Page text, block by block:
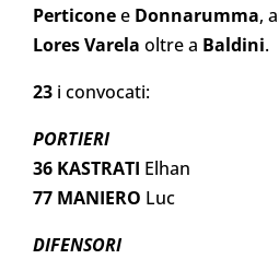
Perticonee Donnarumma,
Lores Varela oltre a Baldini.
23 i convocati:
PORTIERI
36 KASTRATI Elhan
77 MANIERO Luc
DIFENSORI